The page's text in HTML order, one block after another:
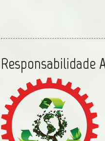
Responsabilidade